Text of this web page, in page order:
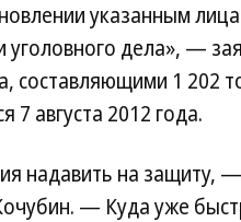
указанным
дела», —
составляющими 1 202
августа 2012 года.
надавить на защиту,
— Куда уже